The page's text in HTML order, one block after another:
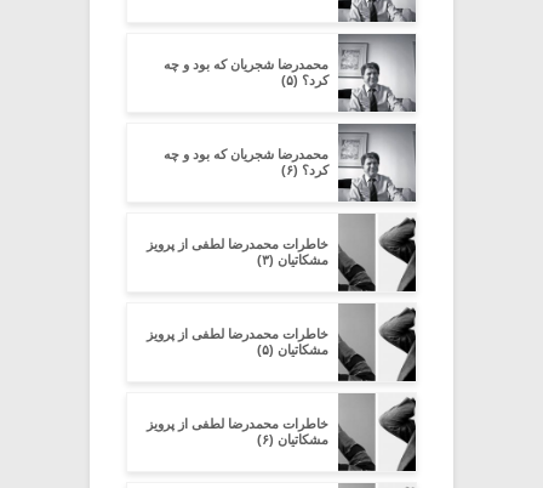
محمدرضا شجریان که بود و چه
کرد؟ (۵)
محمدرضا شجریان که بود و چه
کرد؟ (۶)
خاطرات محمدرضا لطفی از پرویز
مشکاتیان (۳)
خاطرات محمدرضا لطفی از پرویز
مشکاتیان (۵)
خاطرات محمدرضا لطفی از پرویز
مشکاتیان (۶)